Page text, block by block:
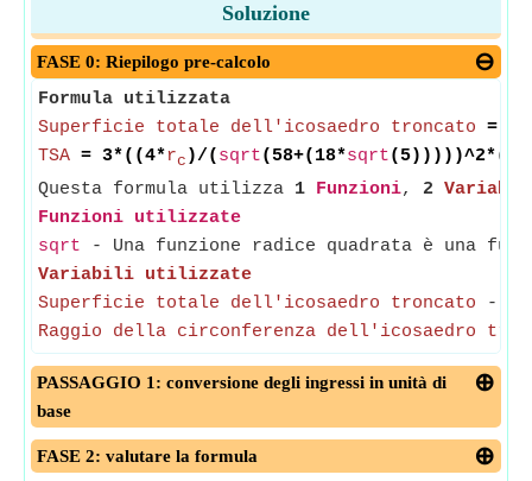
Soluzione
FASE 0: Riepilogo pre-calcolo
Formula utilizzata
Superficie totale dell'icosaedro troncato =
TSA = 3*((4*rc )/( sqrt(58+(18*sqrt
Questa formula utilizza 1 Funzioni, 2
Funzioni utilizzate
sqrt - Una funzione radice quadrata è una
Variabili utilizzate
Superficie totale dell'icosaedro troncato -
Raggio della circonferenza dell'icosaedro
PASSAGGIO 1: conversione degli ingressi in unità di
base
FASE 2: valutare la formula